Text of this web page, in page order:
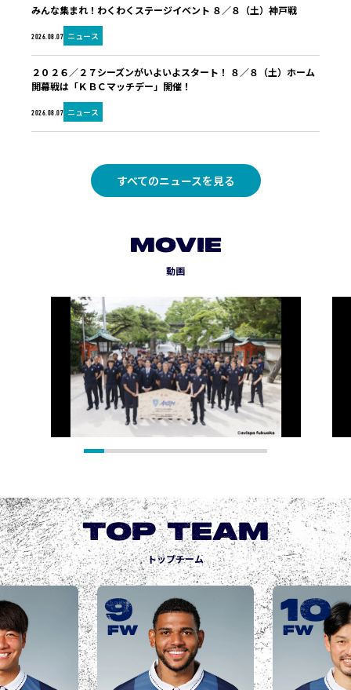
2026.08.07 ニュース
みんな集まれ！わくわくステージイベント ８／８（土）神戸戦
2026.08.07 ニュース
２０２６／２７シーズンがいよいよスタート！ ８／８（土）ホーム
開幕戦は「ＫＢＣマッチデー」開催！
すべてのニュースを見る
MOVIE
動画
TOP TEAM
トップチーム
9
FW
10
FW